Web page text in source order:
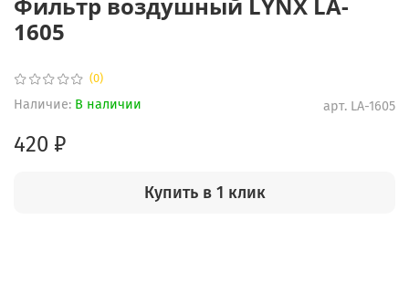
(0)
арт. LA-1605
Наличие: В наличии
1605
420 ₽
Купить в 1 клик